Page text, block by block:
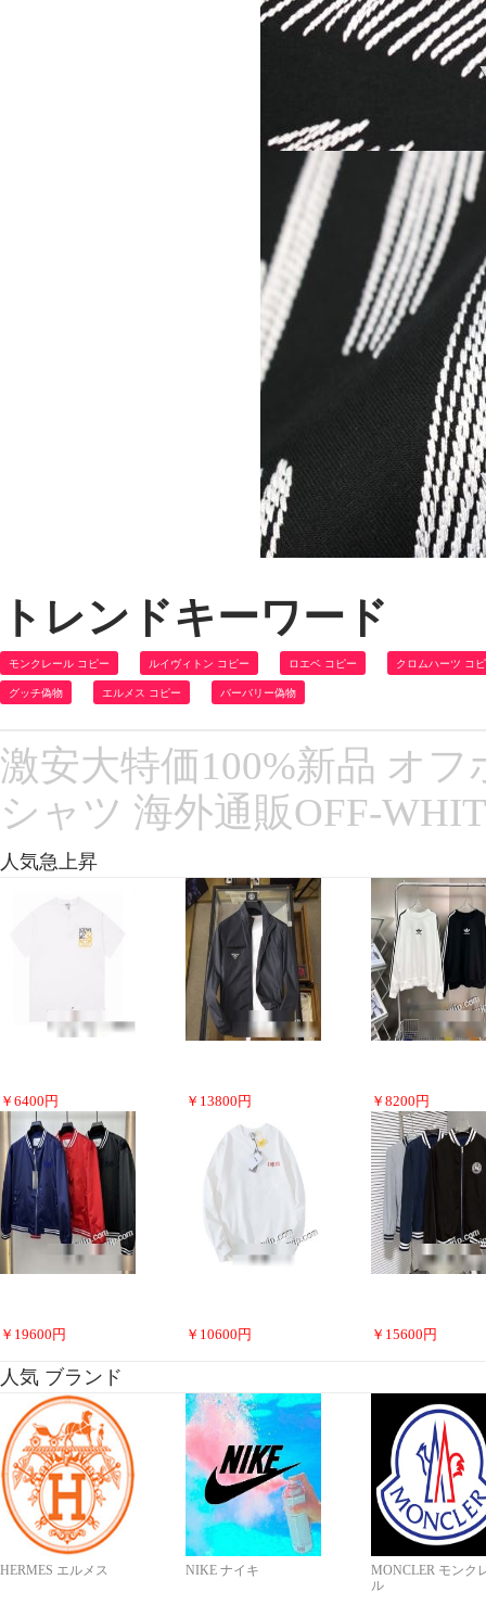
トレンドキーワード
モンクレール コピー ルイヴィトン コピー ロエベ コピー クロムハーツ コ
グッチ偽物 エルメス コピー バーバリー偽物
激安大特価100%新品 オ
シャツ 海外通販OFF-
人気急上昇
￥ 6400 円 ￥ 13800 円 ￥ 8200 円
￥ 19600 円 ￥ 10600 円 ￥ 15600 円
人気 ブランド
HERMES エルメス NIKE ナイキ
MONCLER モンク
ル